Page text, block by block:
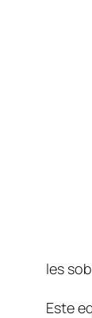
les
Este